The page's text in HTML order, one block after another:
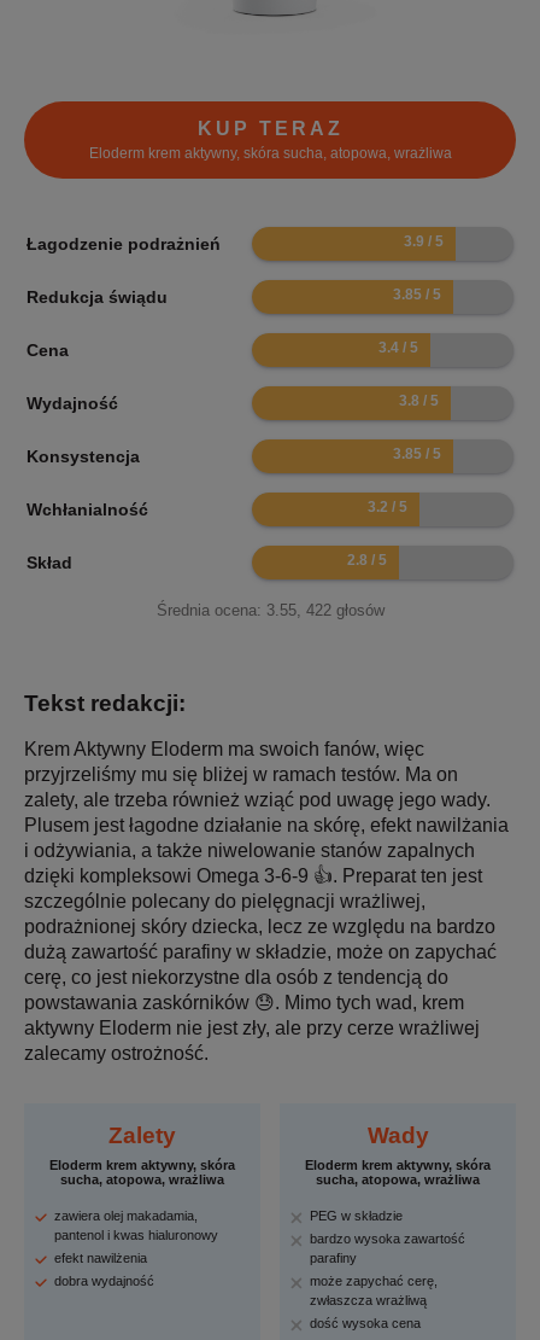
KUP TERAZ
Eloderm krem aktywny, skóra sucha, atopowa, wrażliwa
Łagodzenie podrażnień 7.8
Redukcja świądu 7.7
Cena 6.8
Wydajność 7.6
Konsystencja 7.7
Wchłanialność 6.4
Skład 5.6
Średnia ocena: 3.55, 422głosów
Tekst redakcji:
Krem Aktywny Eloderm ma swoich fanów, więc
przyjrzeliśmy mu się bliżej w ramach testów. Ma on
zalety, ale trzeba również wziąć pod uwagę jego wady.
Plusem jest łagodne działanie na skórę, efekt nawilżania
i odżywiania, a także niwelowanie stanów zapalnych
dzięki kompleksowi Omega 3-6-9 👍. Preparat ten jest
szczególnie polecany do pielęgnacji wrażliwej,
podrażnionej skóry dziecka, lecz ze względu na bardzo
dużą zawartość parafiny w składzie, może on zapychać
cerę, co jest niekorzystne dla osób z tendencją do
powstawania zaskórników 😓. Mimo tych wad, krem
aktywny Eloderm nie jest zły, ale przy cerze wrażliwej
zalecamy ostrożność.
Zalety
Eloderm krem aktywny, skóra
sucha, atopowa, wrażliwa
zawiera olej makadamia,
pantenol i kwas hialuronowy
efekt nawilżenia
dobra wydajność
Wady
Eloderm krem aktywny, skóra
sucha, atopowa, wrażliwa
PEG w składzie
bardzo wysoka zawartość
parafiny
może zapychać cerę,
zwłaszcza wrażliwą
dość wysoka cena